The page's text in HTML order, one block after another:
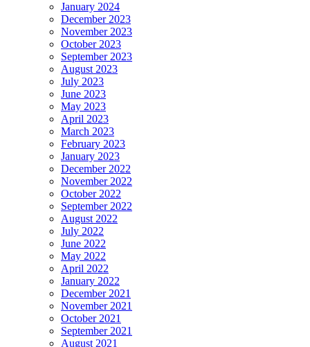
January 2024
December 2023
November 2023
October 2023
September 2023
August 2023
July 2023
June 2023
May 2023
April 2023
March 2023
February 2023
January 2023
December 2022
November 2022
October 2022
September 2022
August 2022
July 2022
June 2022
May 2022
April 2022
January 2022
December 2021
November 2021
October 2021
September 2021
August 2021